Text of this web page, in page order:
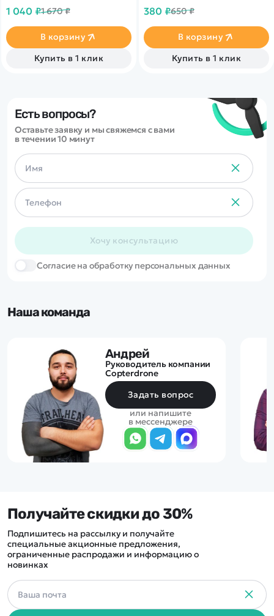
моделей на
1 040 ₽1 670 ₽
В корзину
Купить в 1 клик
1/16.
380 ₽650 ₽
В корзину
Купить в 1 клик
Есть вопросы?
Оставьте заявку и мы свяжемся с вами
в течении 10 минут
Хочу консультацию
Cогласие на обработку персональных данных
Наша команда
Андрей
Руководитель компании
Copterdrone
Задать вопрос
или напишите
в мессенджере
Получайте скидки до 30%
Подпишитесь на рассылку и получайте
специальные акционные предложения,
ограниченные распродажи и информацию о
новинках